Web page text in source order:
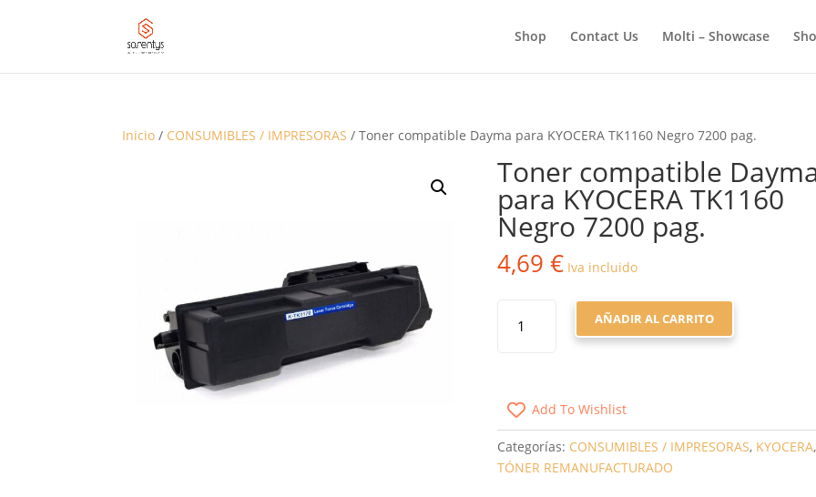
Shop Contact Us Molti – Showcase
PRODUCTOS
Inicio / CONSUMIBLES / IMPRESORAS / Toner compatible Dayma para KYOCERA TK1160 Negro 7200 pag.
Toner compatible
para KYOCERA TK1160
Negro 7200 pag.
4,69€ Iva incluido
COMPATIBLE
TK1160
NEGRO
7200
PAG.
AÑADIR AL CARRITO
Add To Wishlist
Categorías: CONSUMIBLES / IMPRESORAS, KYOCERA,
TÓNER REMANUFACTURADO